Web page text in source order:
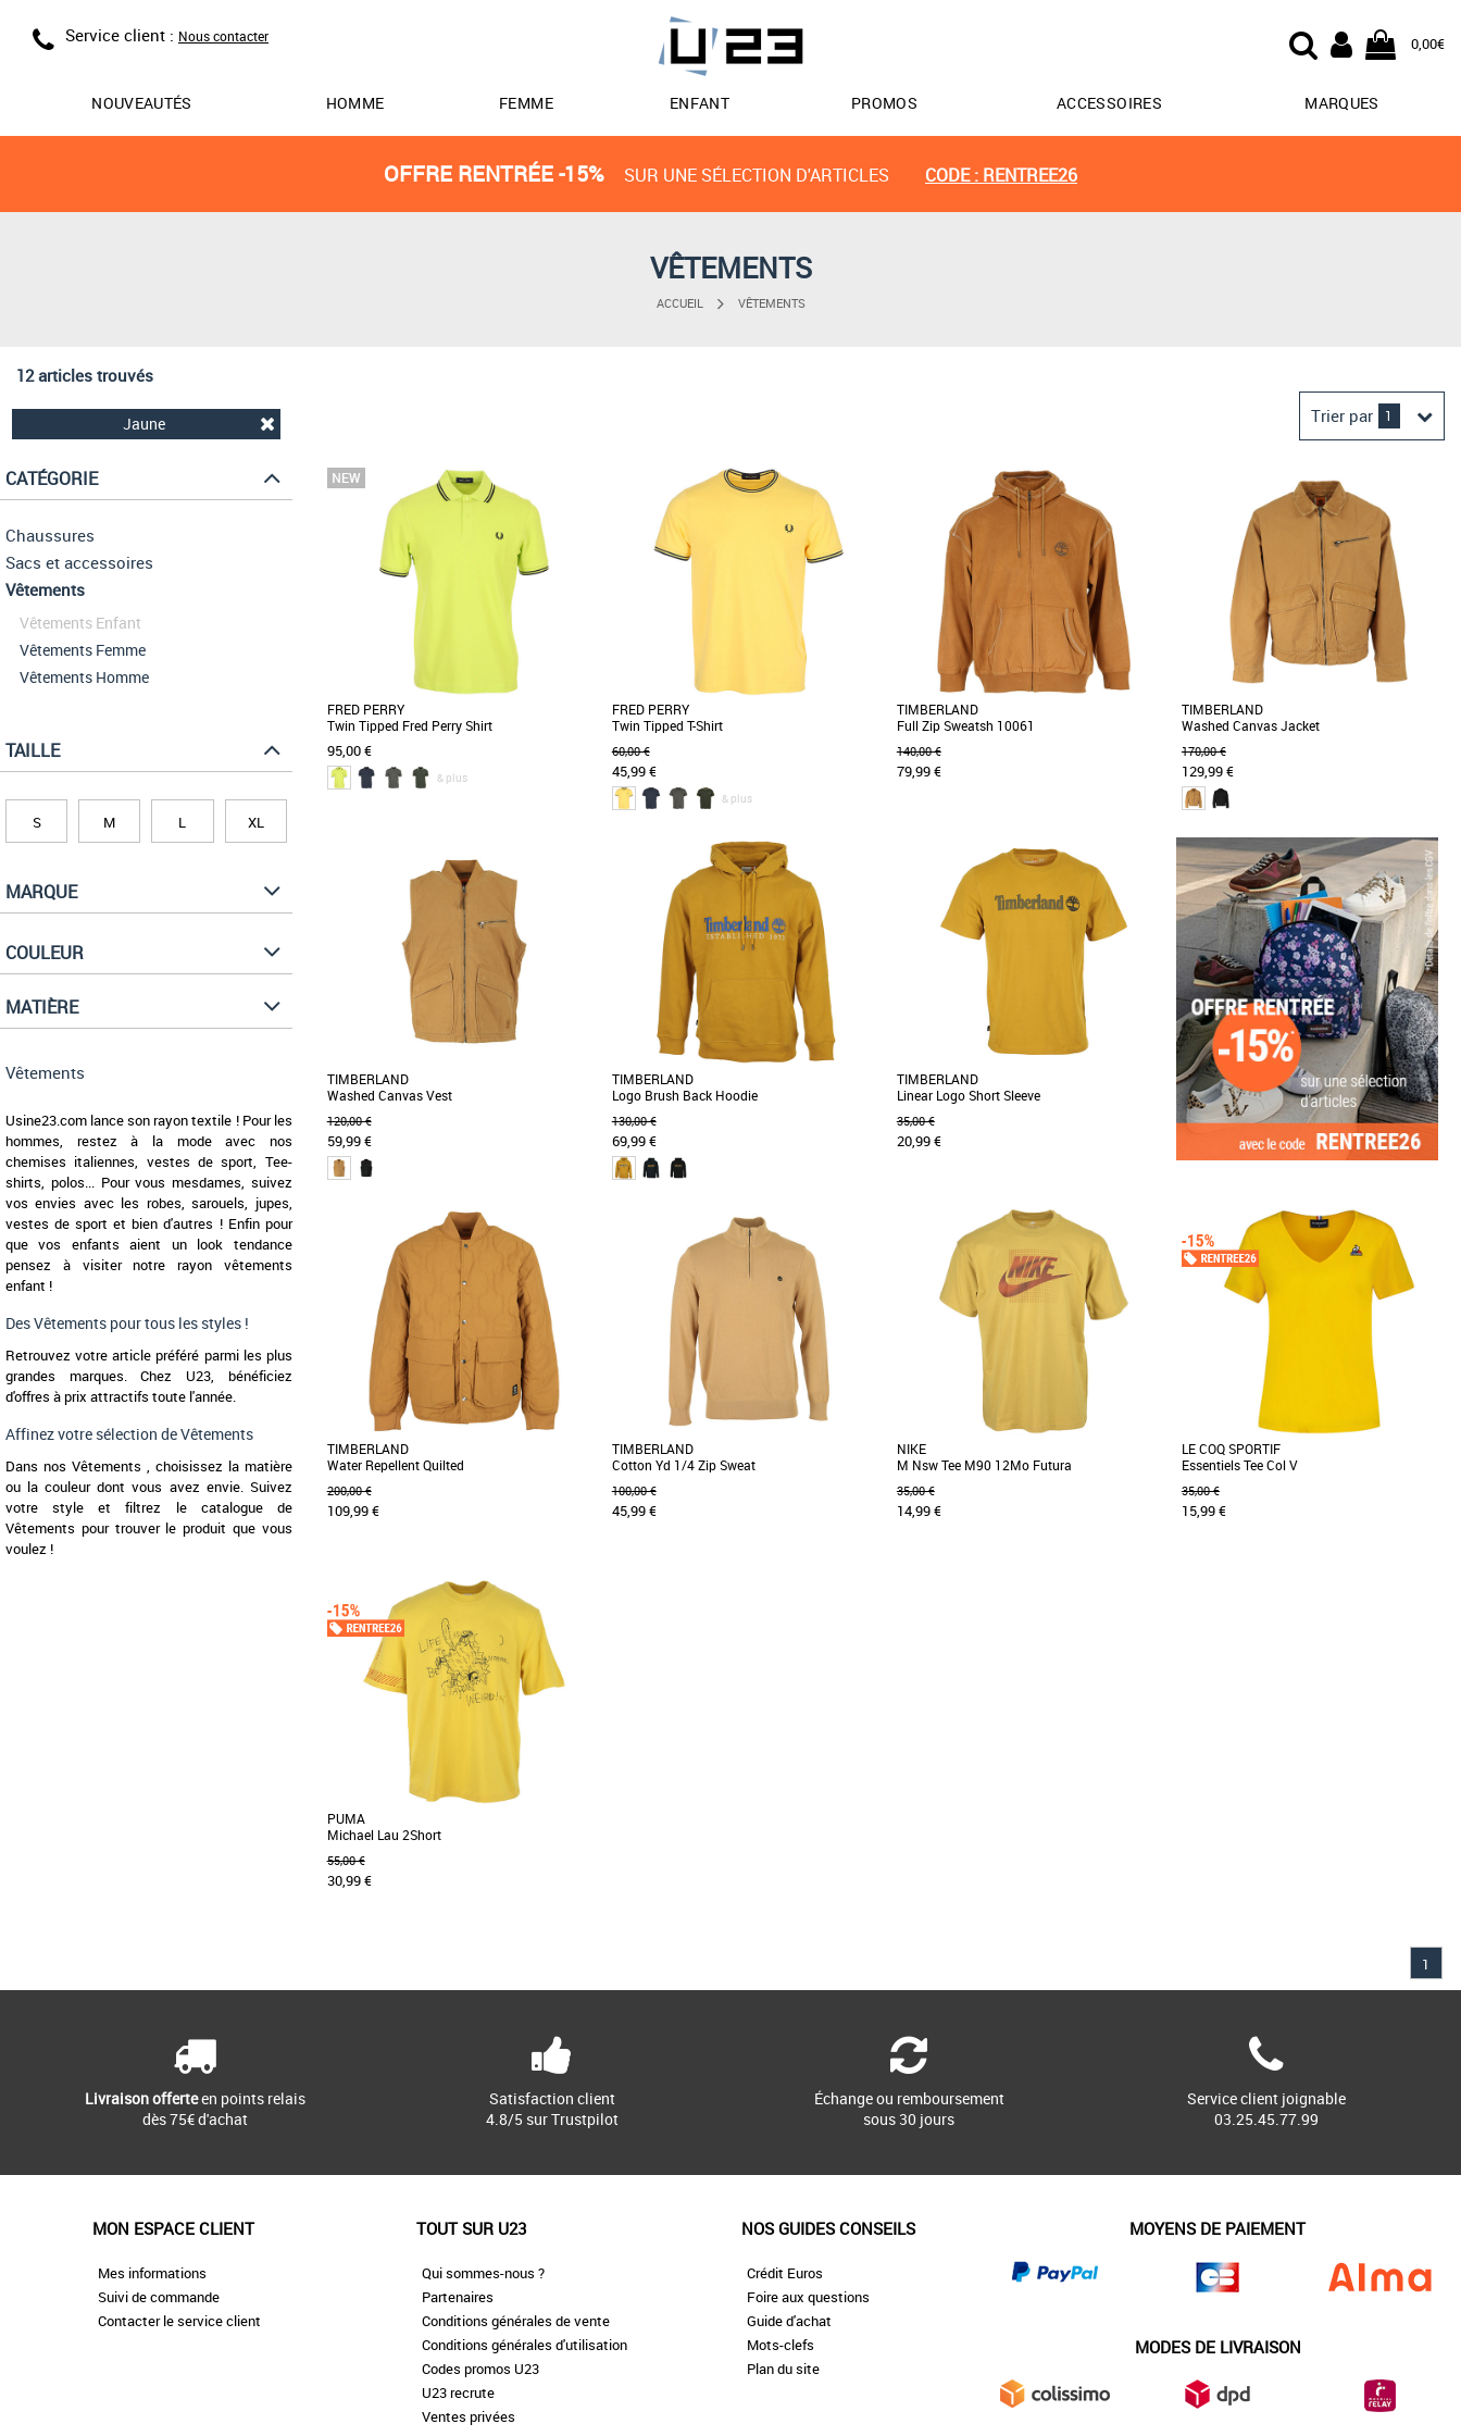
Service client : Nous contacter 0,00€
NOUVEAUTÉS HOMME FEMME ENFANT PROMOS ACCESSOIRES MARQUES
OFFRE RENTRÉE -15% SUR UNE SÉLECTION D'ARTICLES CODE : RENTREE26
VÊTEMENTS
ACCUEIL VÊTEMENTS
12 articles trouvés
Jaune
CATÉGORIE
Chaussures
Sacs et accessoires
Vêtements
Vêtements Enfant
Vêtements Femme
Vêtements Homme
TAILLE
S M L XL
MARQUE
COULEUR
MATIÈRE
Vêtements
Usine23.com lance son rayon textile ! Pour les
hommes, restez à la mode avec nos
chemises italiennes, vestes de sport, Tee-
shirts, polos... Pour vous mesdames, suivez
vos envies avec les robes, sarouels, jupes,
vestes de sport et bien d'autres ! Enfin pour
que vos enfants aient un look tendance
pensez à visiter notre rayon vêtements
enfant !
Des Vêtements pour tous les styles !
Retrouvez votre article préféré parmi les plus
grandes marques. Chez U23, bénéficiez
d'offres à prix attractifs toute l'année.
Affinez votre sélection de Vêtements
Dans nos Vêtements , choisissez la matière
ou la couleur dont vous avez envie. Suivez
votre style et filtrez le catalogue de
Vêtements pour trouver le produit que vous
voulez !
Trier par 1
Prix croissant
Prix décroissant
Meilleures remises
FRED PERRY
Twin Tipped Fred Perry Shirt
95,00 €
& plus
Découvrez le polo Twin Tipped Fred Perry, un
incontournable de la garde-robe masculine
alliant élégance [...]
FRED PERRY
Twin Tipped T-Shirt
60,00 €
45,99 €
& plus
Adoptez un style intemporel et frais avec le
Fred Perry Twin Tipped T-Shirt, un
incontournable de la [...]
TIMBERLAND
Full Zip Sweatsh 10061
140,00 €
79,99 €
Découvrez le sweat à capuche zippé
Timberland 10061 pour homme 80 % coton et
20 % polyester. Ce [...]
TIMBERLAND
Washed Canvas Jacket
170,00 €
129,99 €
S L
Vêtements
La veste Stafford en toile délavée est 100 %
coton et présente un col en velours côtelé et
des poignets [...]
TIMBERLAND
Washed Canvas Vest
120,00 €
59,99 €
Conçu pour être porté en superposition les
matins froids, cet élégant gilet pour homme en
TIMBERLAND
Logo Brush Back Hoodie
130,00 €
69,99 €
Célébrez les 50 ans de Timberland® avec le
sweat à capuche anniversaire. Son logo brodé
rappelle [...]
TIMBERLAND
Linear Logo Short Sleeve
35,00 €
20,99 €
Vêtements
Ce t-shirt 100 % coton est orné d'un grand logo
Timberland® sur le devant. Le tee-shirt
Timberland [...]
TIMBERLAND
Water Repellent Quilted
200,00 €
109,99 €
Vêtements
Cette veste matelassée déperlante pour
homme vous sera utile en cas de conditions
météorologiques [...]
TIMBERLAND
Cotton Yd 1/4 Zip Sweat
100,00 €
45,99 €
NIKE
M Nsw Tee M90 12Mo Futura
35,00 €
14,99 €
LE COQ SPORTIF
Essentiels Tee Col V
35,00 €
15,99 €
PUMA
Michael Lau 2Short
55,00 €
30,99 €
1
Livraison offerteen points relais
dès 75€ d'achat
Satisfaction client
4.8/5 sur Trustpilot
Échange ou remboursement
sous 30 jours
Service client joignable
03.25.45.77.99
MON ESPACE CLIENT
Mes informations
Suivi de commande
Contacter le service client
TOUT SUR U23
Qui sommes-nous ?
Partenaires
Conditions générales de vente
Conditions générales d'utilisation
Codes promos U23
U23 recrute
Ventes privées
NOS GUIDES CONSEILS
Crédit Euros
Foire aux questions
Guide d'achat
Mots-clefs
Plan du site
MOYENS DE PAIEMENT
MODES DE LIVRAISON